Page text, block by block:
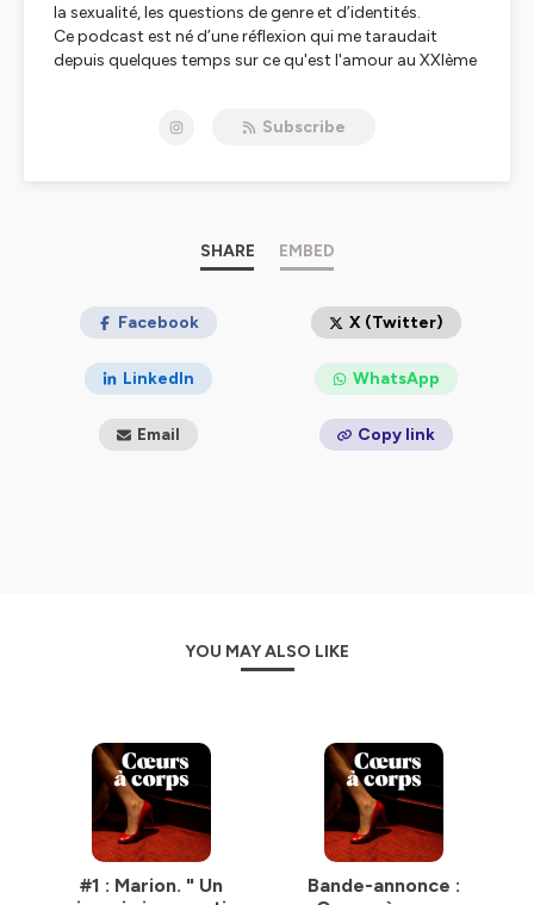
la sexualité, les questions de genre et d’identités.
Ce podcast est né d’une réflexion qui me taraudait
depuis quelques temps sur ce qu'est l'amour au XXIème
De fil en aiguille, j’ai commencé à regarder autour de
interrogation : Est-ce que nos relations nous définissent
encore l’intime, le privé est public ? Pourquoi les
qu’elles soient conventionnelles ou non, font-elles
encore l’objet de remarques, dans le meilleur des cas,
voire d’insultes ou même de violences dans le pire des
confidences pour évoquer leur parcours, leur vie
Depuis la saison 4, j’ai décidé de donner un autre angle
à ce projet en rencontrant des artistes et écrivains afin
d'offrir un autre regard à ces questions ainsi qu’à des
sociologues, philosophes qui ont pensé cette
problématique dans leurs travaux.
Je réfléchissais depuis plusieurs années à travailler
Subscribe
SHARE EMBED
Facebook X (Twitter)
LinkedIn WhatsApp
Email Copy link
YOU MAY ALSO LIKE
#1 : Marion. " Un
Bande-annonce :